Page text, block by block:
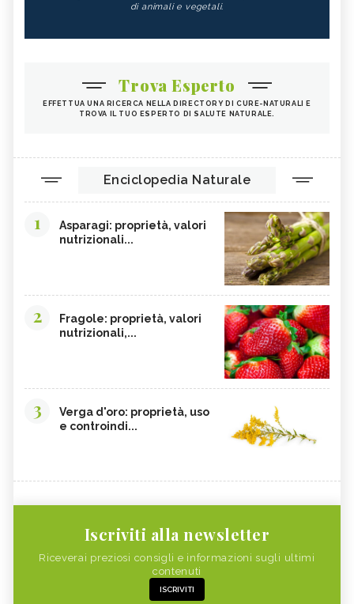
di animali e vegetali.
Trova Esperto
EFFETTUA UNA RICERCA NELLA DIRECTORY DI CURE-NATURALI E
TROVA IL TUO ESPERTO DI SALUTE NATURALE.
Enciclopedia Naturale
1
Asparagi: proprietà, valori
nutrizionali...
2
Fragole: proprietà, valori
nutrizionali,...
3
Verga d'oro: proprietà, uso
e controindi...
Iscriviti alla newsletter
Riceverai preziosi consigli e informazioni sugli ultimi
contenuti
ISCRIVITI